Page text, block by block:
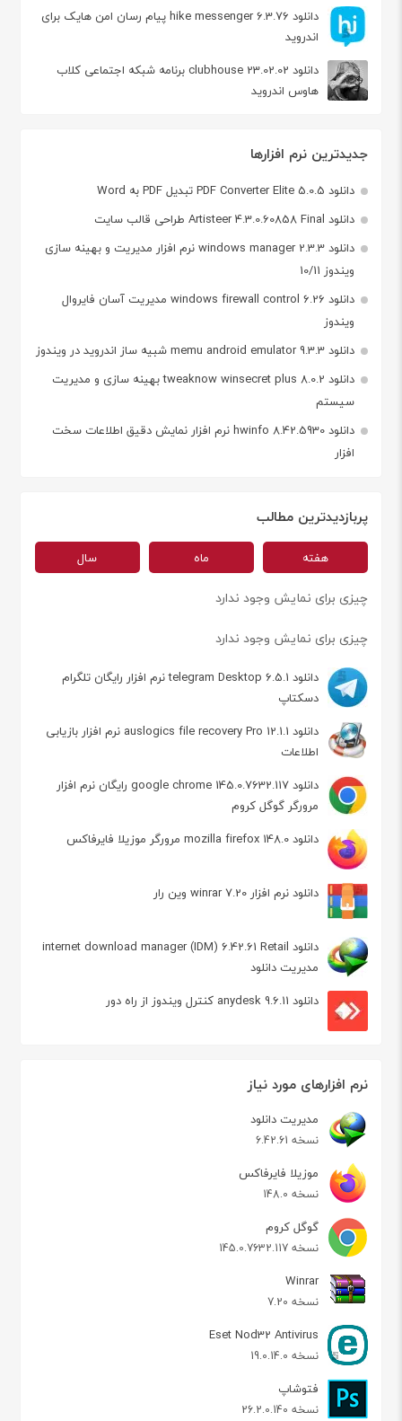
دانلود hike messenger 6.3.76 پیام‌ رسان‌ امن هایک برای
اندروید
دانلود clubhouse 23.02.02 برنامه شبکه اجتماعی کلاب
هاوس اندروید
جدیدترین نرم افزارها
دانلود PDF Converter Elite 5.0.5 تبدیل PDF به Word
دانلود Artisteer 4.3.0.60858 Final طراحی قالب سایت
دانلود windows manager 2.3.3 نرم افزار مدیریت و بهینه سازی
ویندوز 10/11
دانلود windows firewall control 6.26 مدیریت آسان فایروال
ویندوز
دانلود memu android emulator 9.3.3 شبیه ساز اندروید در ویندوز
دانلود tweaknow winsecret plus 8.0.2 بهینه سازی و مدیریت
سیستم
دانلود hwinfo 8.42.5930 نرم افزار نمایش دقیق اطلاعات سخت
افزار
پربازدیدترین مطالب
هفته ماه سال
چیزی برای نمایش وجود ندارد
چیزی برای نمایش وجود ندارد
دانلود telegram Desktop 6.5.1 نرم افزار رایگان تلگرام
دسکتاپ
دانلود auslogics file recovery Pro 12.1.1 نرم افزار بازیابی
اطلاعات
دانلود google chrome 145.0.7632.117 رایگان نرم افزار
مرورگر گوگل کروم
دانلود mozilla firefox 148.0 مرورگر موزیلا فایرفاکس
دانلود نرم افزار winrar 7.20 وین رار
دانلود internet download manager (IDM) 6.42.61 Retail
مدیریت دانلود
دانلود anydesk 9.6.11 کنترل ویندوز از راه دور
نرم افزارهای مورد نیاز
مدیریت دانلود
نسخه 6.42.61
موزیلا فایرفاکس
نسخه 148.0
گوگل کروم
نسخه 145.0.7632.117
Winrar
نسخه 7.20
Eset Nod32 Antivirus
نسخه 19.0.14.0
فتوشاپ
نسخه 26.2.0.140